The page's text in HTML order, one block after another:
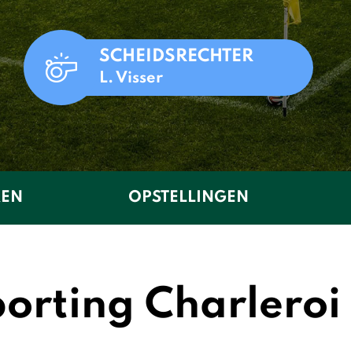
SCHEIDSRECHTER
L. Visser
OPSTELLINGEN